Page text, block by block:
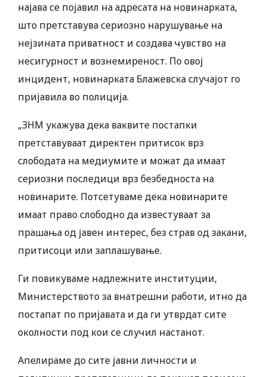
најава се појавил на адресата на новинарката,
што претставува сериозно нарушување на
нејзината приватност и создава чувство на
несигурност и вознемиреност. По овој
инцидент, новинарката Блажевска случајот го
пријавила во полиција.
„ЗНМ укажува дека ваквите постапки
претставуваат директен притисок врз
слободата на медиумите и можат да имаат
сериозни последици врз безбедноста на
новинарите. Потсетуваме дека новинарите
имаат право слободно да известуваат за
прашања од јавен интерес, без страв од закани,
притисоци или заплашување.
Ги повикуваме надлежните институции,
Министерството за внатрешни работи, итно да
постапат по пријавата и да ги утврдат сите
околности под кои се случил настанот.
Апелираме до сите јавни личности и